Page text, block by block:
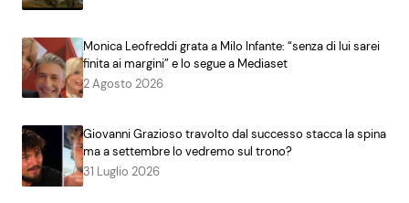
Monica Leofreddi grata a Milo Infante: “senza di lui sarei
finita ai margini” e lo segue a Mediaset
2 Agosto 2026
Giovanni Grazioso travolto dal successo stacca la spina
ma a settembre lo vedremo sul trono?
31 Luglio 2026